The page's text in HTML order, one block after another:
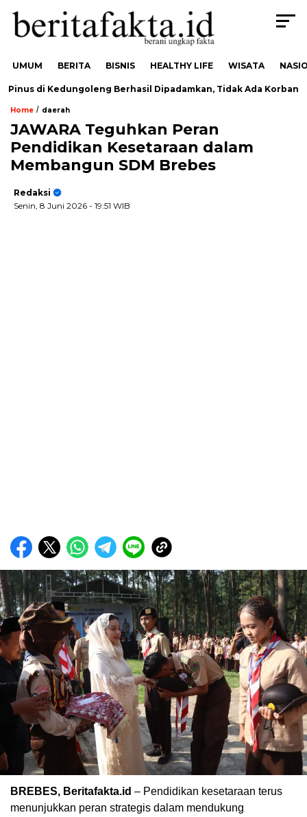
UMUM BERITA BISNIS HEALTHY LIFE WISATA
di Kedungoleng Berhasil Dipadamkan, Tidak Ada Korban
Home / daerah
JAWARA Teguhkan Peran
Pendidikan Kesetaraan dalam
Membangun SDM Brebes
Redaksi
Senin, 8 Juni 2026 - 19:51 WIB
BREBES, Beritafakta.id – Pendidikan kesetaraan terus
menunjukkan peran strategis dalam mendukung